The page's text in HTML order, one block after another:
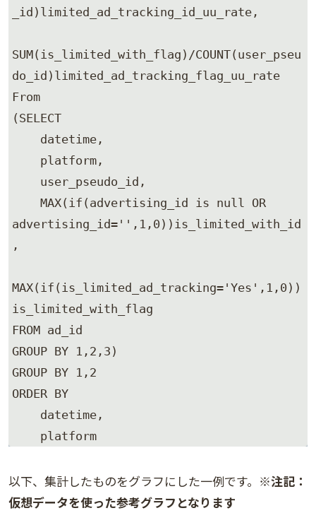
_id)limited_ad_tracking_id_uu_rate,
SUM(is_limited_with_flag)/COUNT(user_pseu
do_id)limited_ad_tracking_flag_uu_rate
From
(SELECT
advertising_id='',1,0))is_limited_with_id
,
MAX(if(is_limited_ad_tracking='Yes',1,0))
is_limited_with_flag
FROM ad_id
GROUP BY 1,2,3)
GROUP BY 1,2
ORDER BY
    platform
以下、集計したものをグラフにした一例です。 ※注記：
仮想データを使った参考グラフとなります